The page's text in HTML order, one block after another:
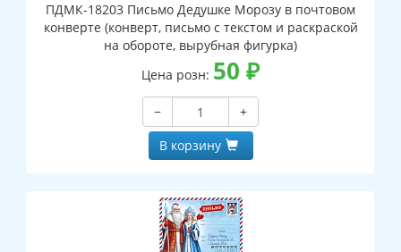
ПДМК-18203 Письмо Дедушке Морозу в почтовом
конверте (конверт, письмо с текстом и раскраской
на обороте, вырубная фигурка)
Цена розн: 50 ₽
−
+
В корзину